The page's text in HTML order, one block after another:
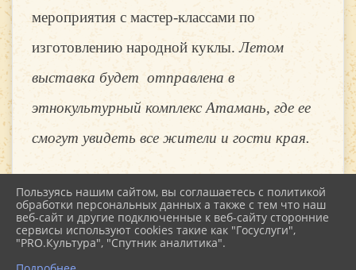
мероприятия с мастер-классами по
изготовлению народной куклы.Летом
выставка будет отправлена в
этнокультурный комплекс Атамань, где ее
смогут увидеть все жители и гости края.
2026 г. kultstar.ru
Вход
Карта сайта
Политика обработки персональных данных
Пользуясь нашим сайтом, вы соглашаетесь с политикой
обработки персональных данных а также с тем что наш
веб-сайт и другие подключенные к веб-сайту сторонние
сервисы используют cookies такие как "Госуслуги",
"PRO.Культура", "Спутник аналитика".